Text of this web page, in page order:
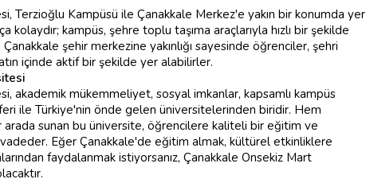
Terzioğlu Kampüsü ile Çanakkale Merkez'e yakın bir konumda yer
kolaydır; kampüs, şehre toplu taşıma araçlarıyla hızlı bir şekilde
şehir merkezine yakınlığı sayesinde öğrenciler, şehri
içinde aktif bir şekilde yer alabilirler.
akademik mükemmeliyet, sosyal imkanlar, kapsamlı kampüs
ile Türkiye'nin önde gelen üniversitelerinden biridir. Hem
arada sunan bu üniversite, öğrencilere kaliteli bir eğitim ve
Eğer Çanakkale'de eğitim almak, kültürel etkinliklere
faydalanmak istiyorsanız, Çanakkale Onsekiz Mart